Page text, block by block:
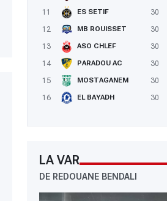
11
ES SETIF 30
12
MB ROUISSET 30
13
ASO CHLEF 30
14
PARADOU AC 30
15
MOSTAGANEM 30
16
EL BAYADH 30
LA VAR
DE REDOUANE BENDALI